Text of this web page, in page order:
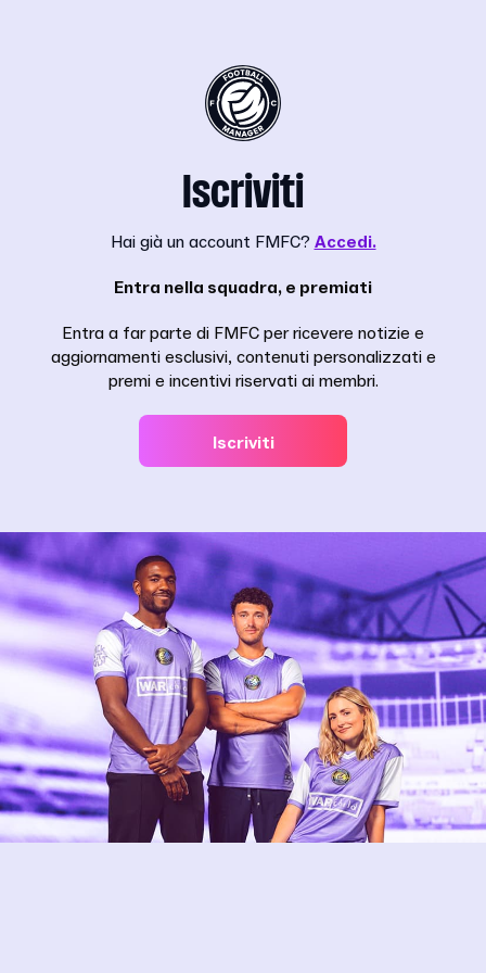
Iscriviti
Hai già un account FMFC? Accedi.
Entra nella squadra, e premiati
Entra a far parte di FMFC per ricevere notizie e
aggiornamenti esclusivi, contenuti personalizzati e
premi e incentivi riservati ai membri.
Iscriviti